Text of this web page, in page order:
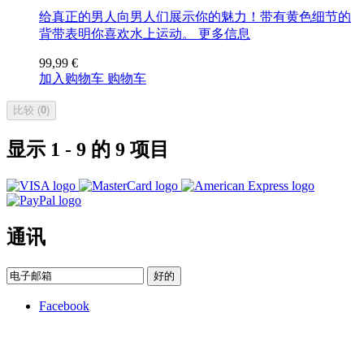
给真正的男人向男人们展示你的魅力！带有黄色细节的
背带表明你喜欢水上运动。 更多信息
99,99 €
加入购物车 购物车
比较 (0)
显示 1 - 9 的 9 项目
通讯
好的
Facebook